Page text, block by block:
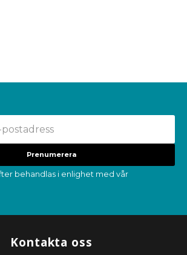
Prenumerera
behandlas i enlighet med vår
Kontakta oss